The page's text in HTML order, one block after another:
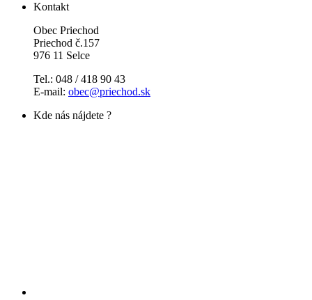
Kontakt
Obec Priechod
Priechod č.157
976 11 Selce
Tel.: 048 / 418 90 43
E-mail: obec@priechod.sk
Kde nás nájdete ?